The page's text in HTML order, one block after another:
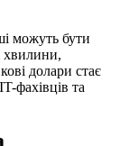
можуть бути
хвилини,
долари стає
фахівців та